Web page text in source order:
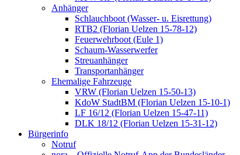
Anhänger
Schlauchboot (Wasser- u. Eisrettung)
RTB2 (Florian Uelzen 15-78-12)
Feuerwehrboot (Eule 1)
Schaum-Wasserwerfer
Streuanhänger
Transportanhänger
Ehemalige Fahrzeuge
VRW (Florian Uelzen 15-50-13)
KdoW StadtBM (Florian Uelzen 15-10-1)
LF 16/12 (Florian Uelzen 15-47-11)
DLK 18/12 (Florian Uelzen 15-31-12)
Bürgerinfo
Notruf